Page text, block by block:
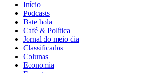
Início
Podcasts
Bate bola
Café & Política
Jornal do meio dia
Classificados
Colunas
Economia